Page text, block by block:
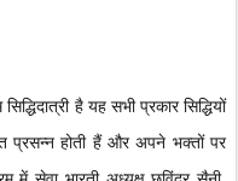
है यह सभी प्रकार सिद्धियों
प्रसन्न होती हैं और अपने भक्तों पर